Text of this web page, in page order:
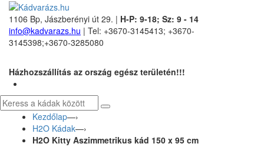
1106 Bp, Jászberényi út 29. | H-P: 9-18; Sz: 9 - 14
info@kadvarazs.hu | Tel: +3670-3145413; +3670-
3145398;+3670-3285080
Házhozszállítás az ország egész területén!!!
Kezdőlap—›
H2O Kádak—›
H2O Kitty Aszimmetrikus kád 150 x 95 cm